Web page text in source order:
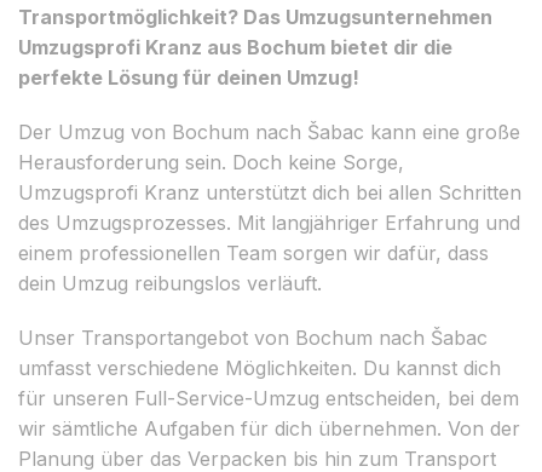
Transportmöglichkeit? Das Umzugsunternehmen
Umzugsprofi Kranz aus Bochum bietet dir die
perfekte Lösung für deinen Umzug!
Der Umzug von Bochum nach Šabac kann eine große
Herausforderung sein. Doch keine Sorge,
Umzugsprofi Kranz unterstützt dich bei allen Schritten
des Umzugsprozesses. Mit langjähriger Erfahrung und
einem professionellen Team sorgen wir dafür, dass
dein Umzug reibungslos verläuft.
Unser Transportangebot von Bochum nach Šabac
umfasst verschiedene Möglichkeiten. Du kannst dich
für unseren Full-Service-Umzug entscheiden, bei dem
wir sämtliche Aufgaben für dich übernehmen. Von der
Planung über das Verpacken bis hin zum Transport